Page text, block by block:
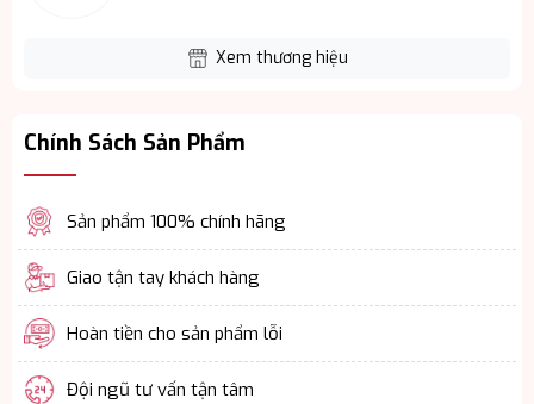
Xem thương hiệu
Chính Sách Sản Phẩm
Sản phẩm 100% chính hãng
Giao tận tay khách hàng
Hoàn tiền cho sản phẩm lỗi
Đội ngũ tư vấn tận tâm